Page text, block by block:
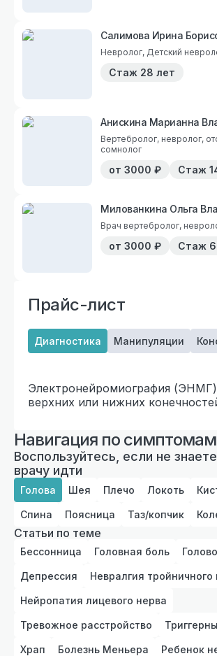
Салимова Ирина
Невролог, Детский
Стаж 28 лет
Анискина Марианна
Вертебролог, невролог,
сомнолог
от 3000 ₽ Стаж
Милованкина Ольга
Врач вертебролог,
от 3000 ₽ Стаж
Прайс-лист
Диагностика Манипуляции
Электронейромиография (ЭНМГ)
верхних или нижних
Навигация по симптомам
Воспользуйтесь, если не
врачу идти
Голова Шея Плечо Локоть
Спина Поясница Таз/копчик
Статьи по теме
Бессонница Головная боль
Депрессия Невралгия тройничного
Нейропатия лицевого нерва
Тревожное расстройство
Храп Болезнь Меньера Ребенок